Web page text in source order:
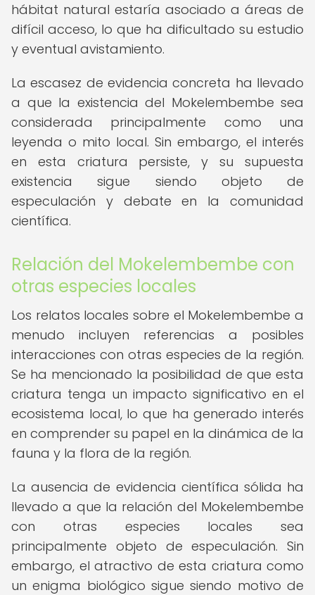
hábitat natural estaría asociado a áreas de
difícil acceso, lo que ha dificultado su estudio
y eventual avistamiento.
La escasez de evidencia concreta ha llevado
a que la existencia del Mokelembembe sea
considerada principalmente como una
leyenda o mito local. Sin embargo, el interés
en esta criatura persiste, y su supuesta
existencia sigue siendo objeto de
especulación y debate en la comunidad
científica.
Relación del Mokelembembe con
otras especies locales
Los relatos locales sobre el Mokelembembe a
menudo incluyen referencias a posibles
interacciones con otras especies de la región.
Se ha mencionado la posibilidad de que esta
criatura tenga un impacto significativo en el
ecosistema local, lo que ha generado interés
en comprender su papel en la dinámica de la
fauna y la flora de la región.
La ausencia de evidencia científica sólida ha
llevado a que la relación del Mokelembembe
con otras especies locales sea
principalmente objeto de especulación. Sin
embargo, el atractivo de esta criatura como
un enigma biológico sigue siendo motivo de